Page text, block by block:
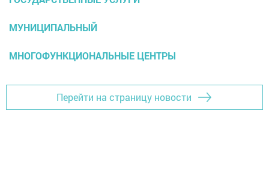
МУНИЦИПАЛЬНЫЙ
МНОГОФУНКЦИОНАЛЬНЫЕ ЦЕНТРЫ
Перейти на страницу новости